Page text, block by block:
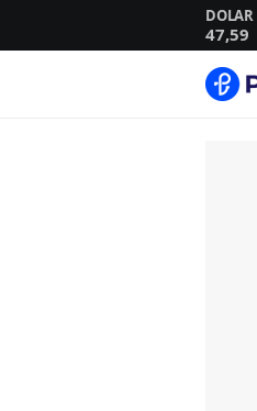
DOLAR
47,59